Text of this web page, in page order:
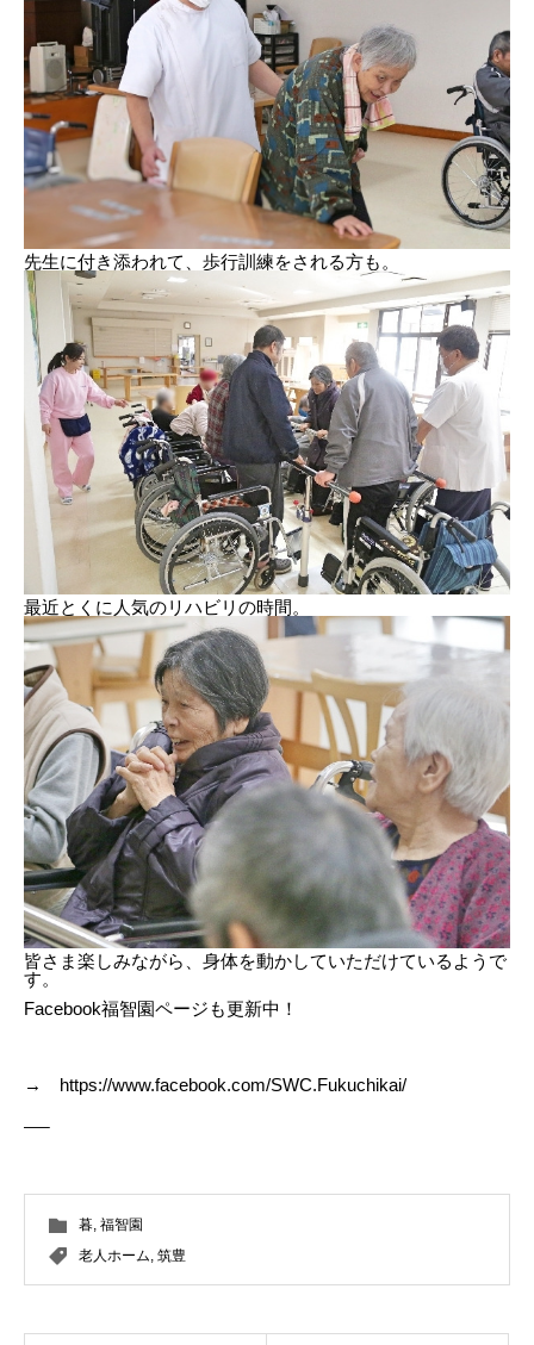
先生に付き添われて、歩行訓練をされる方も。
最近とくに人気のリハビリの時間。
皆さま楽しみながら、身体を動かしていただけているようで
す。
Facebook福智園ページも更新中！
→ https://www.facebook.com/SWC.Fukuchikai/
—–
暮 福智園
老人ホーム 筑豊